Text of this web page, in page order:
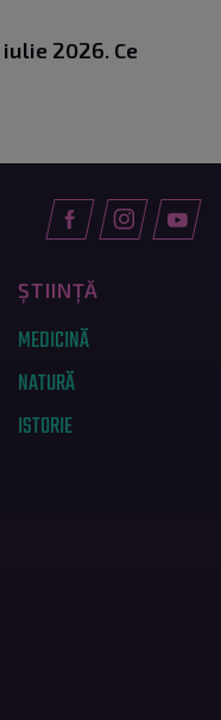
2026. Ce
ȘTIINȚĂ
MEDICINĂ
NATURĂ
ISTORIE